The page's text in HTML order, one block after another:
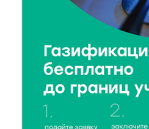
8 Авг 2026 19:37 417
Когда тренироваться в жару:
рекомендации по безопасным
8 Авг 2026 18:37 348
Дороги становятся лучше: в
продолжается масштабный